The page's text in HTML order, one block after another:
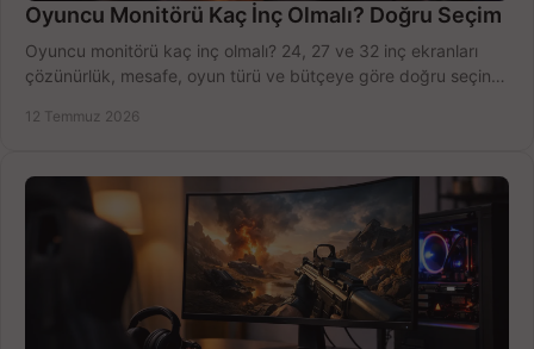
Oyuncu Monitörü Kaç İnç Olmalı? Doğru Seçim
Oyuncu monitörü kaç inç olmalı? 24, 27 ve 32 inç ekranları
çözünürlük, mesafe, oyun türü ve bütçeye göre doğru seçin,
12 Temmuz 2026